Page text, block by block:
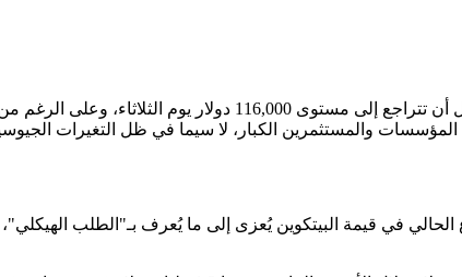
شهدت عملة البيتكوين قفزة تاريخية تجاوزت بها حاجز 123,000
والمستثمرين الكبار، لا سيما في ظل التغيرات
في قيمة البيتكوين يُعزى إلى ما يُعرف بـ"الطلب